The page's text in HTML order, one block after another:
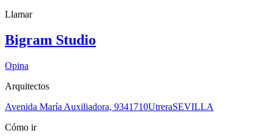
Llamar
Bigram Studio
Opina
Arquitectos
Avenida María Auxiliadora, 9341710UtreraSEVILLA
Cómo ir